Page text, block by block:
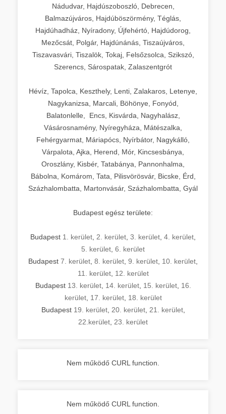
Nádudvar, Hajdúszoboszló, Debrecen,
Balmazújváros, Hajdúböszörmény, Téglás,
Hajdúhadház, Nyíradony, Újfehértó, Hajdúdorog,
Mezőcsát, Polgár, Hajdúnánás, Tiszaújváros,
Tiszavasvári, Tiszalök, Tokaj, Felsőzsolca, Szikszó,
Szerencs, Sárospatak, Zalaszentgrót
Hévíz, Tapolca, Keszthely, Lenti, Zalakaros, Letenye,
Nagykanizsa, Marcali, Böhönye, Fonyód,
Balatonlelle, Encs, Kisvárda, Nagyhalász,
Vásárosnamény, Nyíregyháza, Mátészalka,
Fehérgyarmat, Máriapócs, Nyírbátor, Nagykálló,
Várpalota, Ajka, Herend, Mór, Kincsesbánya,
Oroszlány, Kisbér, Tatabánya, Pannonhalma,
Bábolna, Komárom, Tata, Pilisvörösvár, Bicske, Érd,
Százhalombatta, Martonvásár, Százhalombatta, Gyál
Budapest egész területe:
Budapest 1. kerület 2. kerület 3. kerület 4. kerület
5. kerület 6. kerület
Budapest 7. kerület 8. kerület 9. kerület 10. kerület
11. kerület, 12. kerület
Budapest 13. kerület, 14. kerület, 15. kerület, 16.
kerület, 17. kerület, 18. kerület
Budapest 19. kerület, 20. kerület, 21. kerület,
22.kerület 23. kerület
Nem működő CURL function.
Nem működő CURL function.